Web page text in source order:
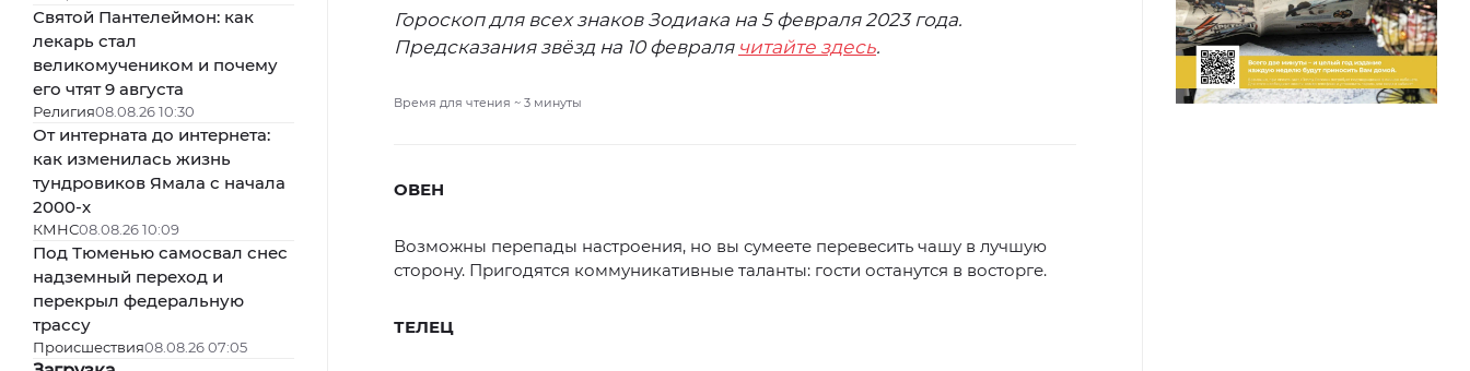
Святой Пантелеймон: как
лекарь стал
великомучеником и почему
его чтят 9 августа
Религия08.08.26 10:30
От интерната до интернета:
как изменилась жизнь
тундровиков Ямала с начала
2000-х
КМНС08.08.26 10:09
Под Тюменью самосвал снес
надземный переход и
перекрыл федеральную
трассу
Происшествия08.08.26 07:05
Гороскоп для всех знаков Зодиака на 5 февраля 2023 года.
Предсказания звёзд на 10 февраля читайте здесь.
Время для чтения ~ 3 минуты
ОВЕН
Возможны перепады настроения, но вы сумеете перевесить чашу в лучшую
сторону. Пригодятся коммуникативные таланты: гости останутся в восторге.
ТЕЛЕЦ